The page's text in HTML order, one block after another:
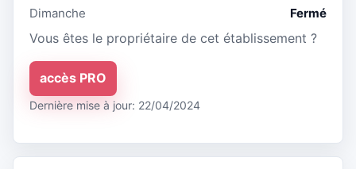
Dimanche
Fermé
Vous êtes le propriétaire de cet établissement ?
accès PRO
Dernière mise à jour: 22/04/2024